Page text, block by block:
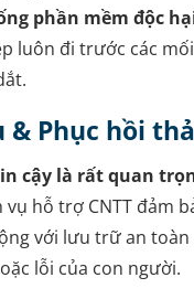
phần mềm độc
luôn đi trước các
& Phục hồi
cậy là rất quan
hỗ trợ CNTT đảm
với lưu trữ an
lỗi của con người.